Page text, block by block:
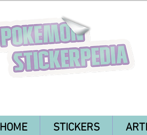
HOME STICKERS